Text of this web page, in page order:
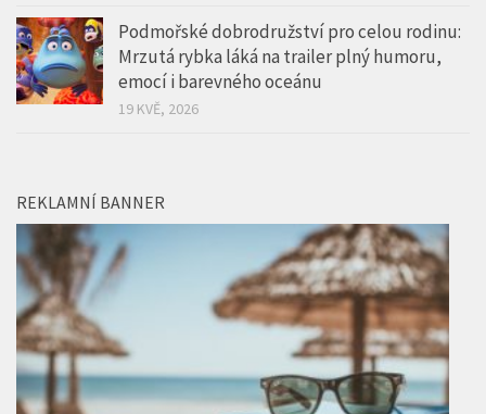
Podmořské dobrodružství pro celou rodinu:
Mrzutá rybka láká na trailer plný humoru,
emocí i barevného oceánu
19 KVĚ, 2026
REKLAMNÍ BANNER